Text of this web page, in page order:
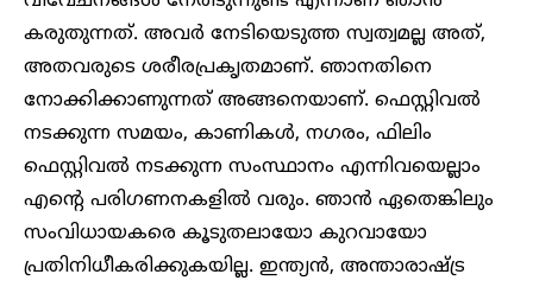
കരുതുന്നത്. അവർ നേടിയെടുത്ത സ്വത്വമല്ല അത്,
അതവരുടെ ശരീരപ്രകൃതമാണ്. ഞാനതിനെ
നോക്കിക്കാണുന്നത് അങ്ങനെയാണ്. ഫെസ്റ്റിവൽ
നടക്കുന്ന സമയം, കാണികൾ, നഗരം, ഫിലിം
ഫെസ്റ്റിവൽ നടക്കുന്ന സംസ്ഥാനം എന്നിവയെല്ലാം
എന്റെ പരിഗണനകളിൽ വരും. ഞാൻ ഏതെങ്കിലും
സംവിധായകരെ കൂടുതലായോ കുറവായോ
പ്രതിനിധീകരിക്കുകയില്ല. ഇന്ത്യൻ, അന്താരാഷ്ട്ര